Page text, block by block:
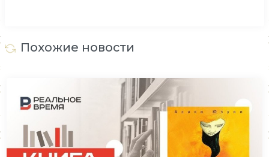
Похожие новости